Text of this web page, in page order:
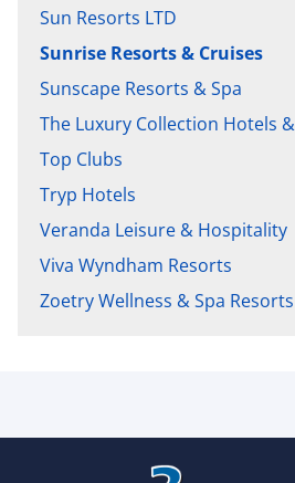
Sun Resorts LTD
Sunrise Resorts & Cruises
Sunscape Resorts & Spa
The Luxury Collection Hotels
Top Clubs
Tryp Hotels
Veranda Leisure & Hospitality
Viva Wyndham Resorts
Zoetry Wellness & Spa Resorts